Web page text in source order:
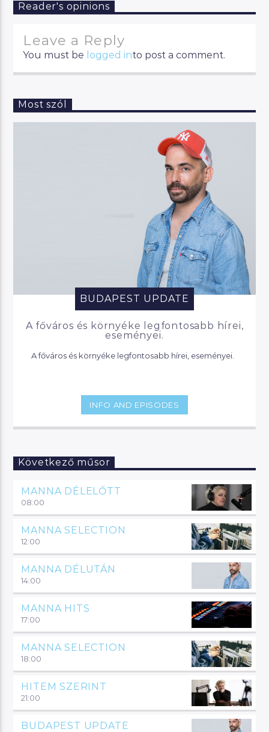
Reader's opinions
Leave a Reply
You must be logged into post a comment.
Most szól
BUDAPEST UPDATE
A főváros és környéke legfontosabb hírei,
eseményei.
INFO AND EPISODES
Következő műsor
MANNA DÉLELŐTT
08:00
MANNA SELECTION
12:00
MANNA DÉLUTÁN
14:00
MANNA HITS
17:00
MANNA SELECTION
18:00
HITEM SZERINT
21:00
BUDAPEST UPDATE